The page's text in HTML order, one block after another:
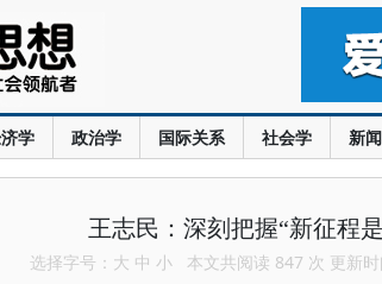
学 政治学 国际关系 社会学 新
王志民：深刻把握“新征程
选择字号： 大 中 小 本文共阅读 847 次 更新